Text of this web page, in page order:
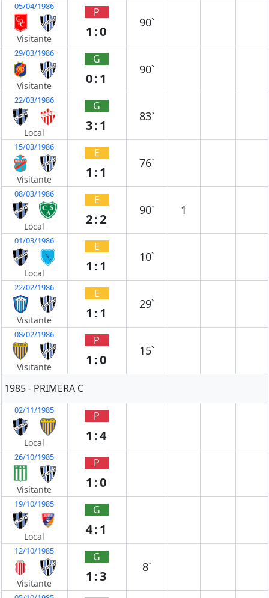
05/04/1986
Visitante
P
1:0
90`
29/03/1986
Visitante
G
0:1
90`
22/03/1986
Local
G
3:1
83`
15/03/1986
Visitante
E
1:1
76`
08/03/1986
Local
E
2:2
90` 1
01/03/1986
Local
E
1:1
10`
22/02/1986
Visitante
E
1:1
29`
08/02/1986
Visitante
P
1:0
15`
1985 - PRIMERA C
02/11/1985
Local
P
1:4
26/10/1985
Visitante
P
1:0
19/10/1985
Local
G
4:1
12/10/1985
Visitante
G
1:3
8`